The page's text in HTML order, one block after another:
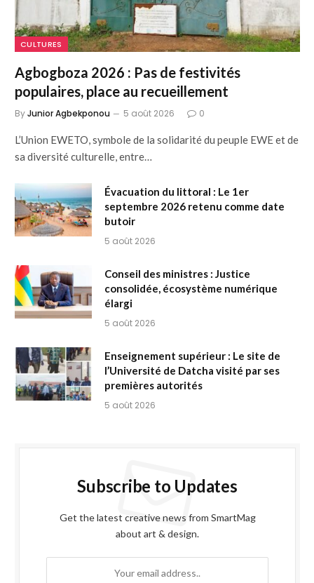
CULTURES
Agbogboza 2026 : Pas de festivités
populaires, place au recueillement
ByJunior Agbekponou 5 août 2026 0
L’Union EWETO, symbole de la solidarité du peuple EWE et de
sa diversité culturelle, entre…
Évacuation du littoral : Le 1er
septembre 2026 retenu comme date
butoir
5 août 2026
Conseil des ministres : Justice
consolidée, écosystème numérique
élargi
5 août 2026
Enseignement supérieur : Le site de
l’Université de Datcha visité par ses
premières autorités
5 août 2026
Subscribe to Updates
Get the latest creative news from SmartMag
about art & design.